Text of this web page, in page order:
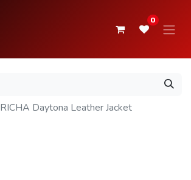
0
RICHA Daytona Leather Jacket